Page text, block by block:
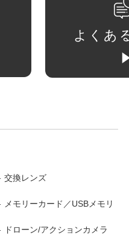
よくあ
交換レンズ
メモリーカード／USBメモリ
ドローン/アクションカメラ